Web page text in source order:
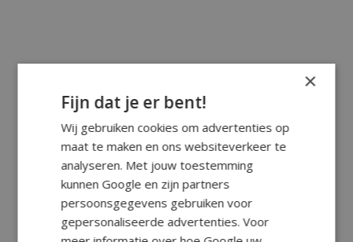
×
Fijn dat je er bent!
Wij gebruiken cookies om advertenties op
maat te maken en ons websiteverkeer te
analyseren. Met jouw toestemming
kunnen Google en zijn partners
persoonsgegevens gebruiken voor
gepersonaliseerde advertenties. Voor